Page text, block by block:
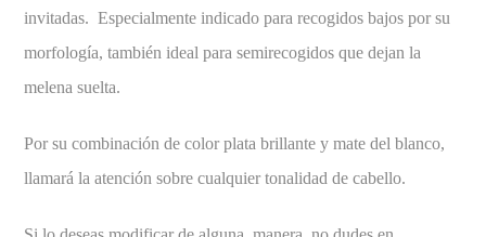
invitadas. Especialmente indicado para recogidos bajos por su
morfología, también ideal para semirecogidos que dejan la
melena suelta.
Por su combinación de color plata brillante y mate del blanco,
llamará la atención sobre cualquier tonalidad de cabello.